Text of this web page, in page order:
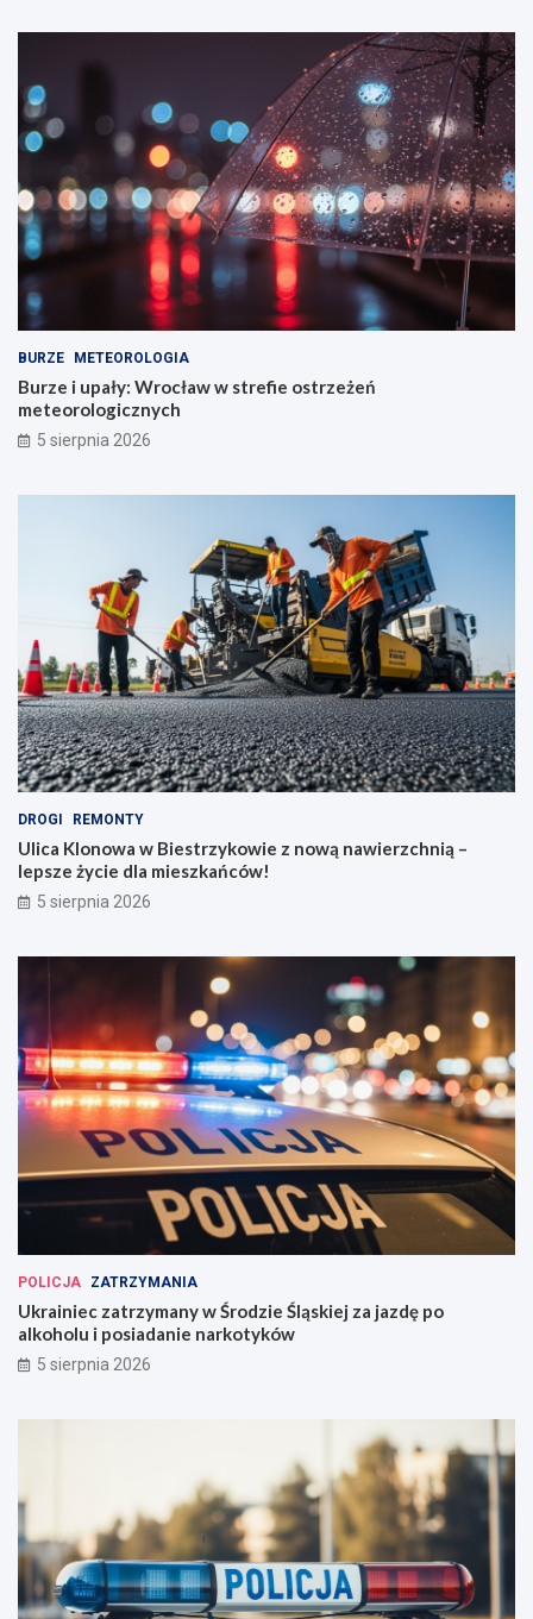
BURZE METEOROLOGIA
Burze i upały: Wrocław w strefie ostrzeżeń
meteorologicznych
5 sierpnia 2026
DROGI REMONTY
Ulica Klonowa w Biestrzykowie z nową nawierzchnią –
lepsze życie dla mieszkańców!
5 sierpnia 2026
POLICJA ZATRZYMANIA
Ukrainiec zatrzymany w Środzie Śląskiej za jazdę po
alkoholu i posiadanie narkotyków
5 sierpnia 2026